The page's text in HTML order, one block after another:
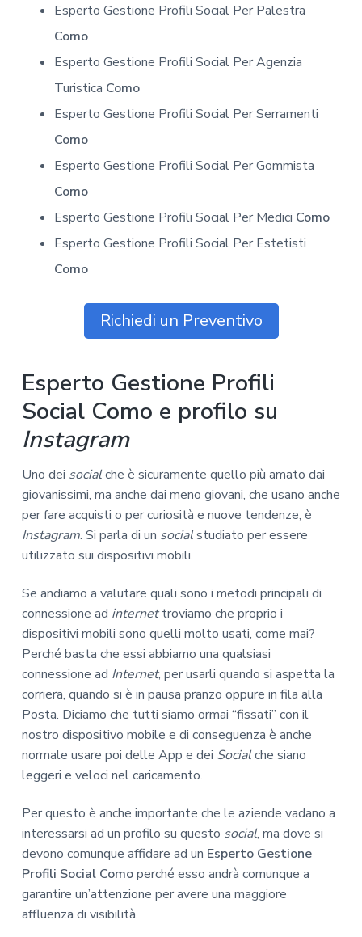
Esperto Gestione Profili Social Per Palestra
Como
Esperto Gestione Profili Social Per Agenzia
Turistica Como
Esperto Gestione Profili Social Per Serramenti
Como
Esperto Gestione Profili Social Per Gommista
Como
Esperto Gestione Profili Social Per Medici Como
Esperto Gestione Profili Social Per Estetisti
Como
Richiedi un Preventivo
Esperto Gestione Profili
Social Como e profilo su
Instagram
Uno dei socialche è sicuramente quello più amato dai
giovanissimi, ma anche dai meno giovani, che usano anche
per fare acquisti o per curiosità e nuove tendenze, è
Instagram. Si parla di un socialstudiato per essere
utilizzato sui dispositivi mobili.
Se andiamo a valutare quali sono i metodi principali di
connessione ad internettroviamo che proprio i
dispositivi mobili sono quelli molto usati, come mai?
Perché basta che essi abbiamo una qualsiasi
connessione ad Internet, per usarli quando si aspetta la
corriera, quando si è in pausa pranzo oppure in fila alla
Posta. Diciamo che tutti siamo ormai “fissati” con il
nostro dispositivo mobile e di conseguenza è anche
normale usare poi delle App e dei Socialche siano
leggeri e veloci nel caricamento.
Per questo è anche importante che le aziende vadano a
interessarsi ad un profilo su questo social, ma dove si
devono comunque affidare ad un Esperto Gestione
Profili Social Comoperché esso andrà comunque a
garantire un’attenzione per avere una maggiore
affluenza di visibilità.